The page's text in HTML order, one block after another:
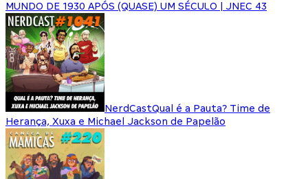
MUNDO DE 1930 APÓS (QUASE) UM SÉCULO | JNEC 43
NerdCastQual é a Pauta? Time de
Herança, Xuxa e Michael Jackson de Papelão